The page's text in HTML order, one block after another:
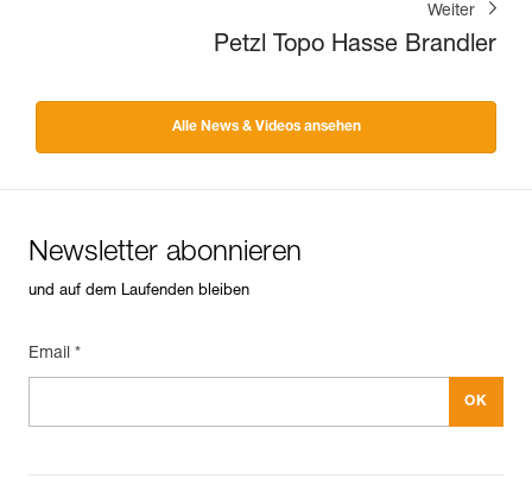
Weiter
Petzl Topo Hasse Brandler
Alle News & Videos ansehen
Newsletter abonnieren
und auf dem Laufenden bleiben
Email *